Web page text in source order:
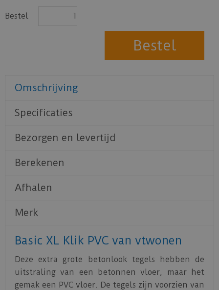
Bestel
Omschrijving
Specificaties
Bezorgen en levertijd
Berekenen
Afhalen
Merk
Basic XL Klik PVC van vtwonen
Deze extra grote betonlook tegels hebben de
uitstraling van een betonnen vloer, maar het
gemak een PVC vloer. De tegels zijn voorzien van